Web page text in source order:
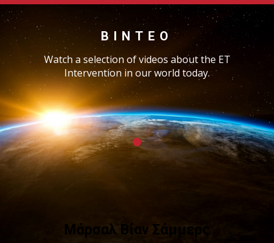
ΒΊΝΤΕΟ
Watch a selection of videos about the ET
Intervention in our world today.
Μάρσαλ Βίαν Σάμμερς